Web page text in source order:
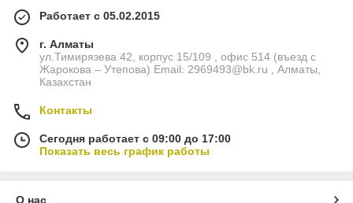
Работает с 05.02.2015
г. Алматы
ул.Тимирязева 42, корпус 15/109 , офис 514 (въезд с
Жарокова – Утепова) Email: 2969493@bk.ru , Алматы,
Казахстан
Контакты
Сегодня работает с 09:00 до 17:00
Показать весь график работы
О нас